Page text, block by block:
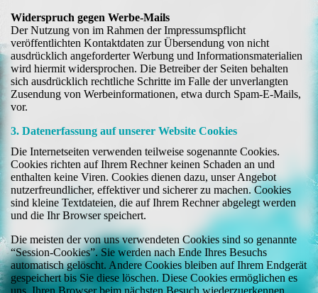
Widerspruch gegen Werbe-Mails
Der Nutzung von im Rahmen der Impressumspflicht
veröffentlichten Kontaktdaten zur Übersendung von nicht
ausdrücklich angeforderter Werbung und Informationsmaterialien
wird hiermit widersprochen. Die Betreiber der Seiten behalten
sich ausdrücklich rechtliche Schritte im Falle der unverlangten
Zusendung von Werbeinformationen, etwa durch Spam-E-Mails,
vor.
3. Datenerfassung auf unserer Website Cookies
Die Internetseiten verwenden teilweise sogenannte Cookies.
Cookies richten auf Ihrem Rechner keinen Schaden an und
enthalten keine Viren. Cookies dienen dazu, unser Angebot
nutzerfreundlicher, effektiver und sicherer zu machen. Cookies
sind kleine Textdateien, die auf Ihrem Rechner abgelegt werden
und die Ihr Browser speichert.
Die meisten der von uns verwendeten Cookies sind so genannte
“Session-Cookies”. Sie werden nach Ende Ihres Besuchs
automatisch gelöscht. Andere Cookies bleiben auf Ihrem Endgerät
gespeichert bis Sie diese löschen. Diese Cookies ermöglichen es
uns, Ihren Browser beim nächsten Besuch wiederzuerkennen.